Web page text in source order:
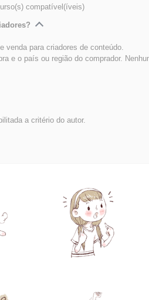
compatível(íveis)
venda para criadores de conteúdo.
e o país ou região do comprador.
a critério do autor.